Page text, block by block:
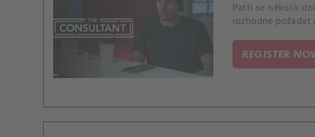
Patti se několik
rozhodne
REGISTER